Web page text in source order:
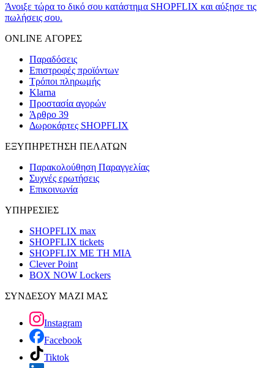
Άνοιξε τώρα το δικό σου κατάστημα SHOPFLIX και αύξησε τις
πωλήσεις σου.
ONLINE ΑΓΟΡΕΣ
Παραδόσεις
Επιστροφές προϊόντων
Τρόποι πληρωμής
Klarna
Προστασία αγορών
Άρθρο 39
Δωροκάρτες SHOPFLIX
ΕΞΥΠΗΡΕΤΗΣΗ ΠΕΛΑΤΩΝ
Παρακολούθηση Παραγγελίας
Συχνές ερωτήσεις
Επικοινωνία
ΥΠΗΡΕΣΙΕΣ
SHOPFLIX max
SHOPFLIX tickets
SHOPFLIX ΜΕ ΤΗ ΜΙΑ
Clever Point
BOX NOW Lockers
ΣΥΝΔΕΣΟΥ ΜΑΖΙ ΜΑΣ
Instagram
Facebook
Tiktok